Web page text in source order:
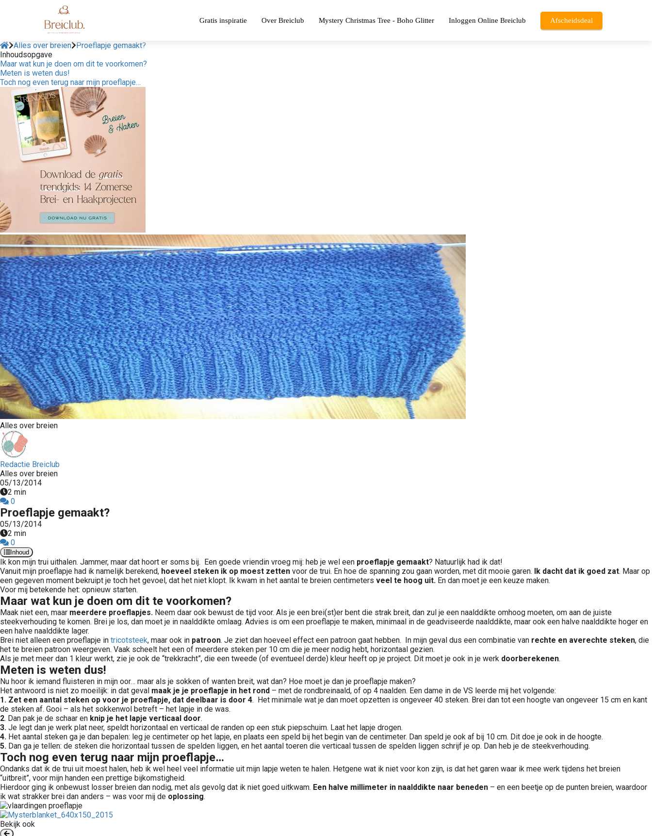
Gratis inspiratie Over Breiclub Mystery Christmas Tree - Boho Glitter Inloggen Online Breiclub Afscheidsdeal
Alles over breien
Proeflapje gemaakt?
Inhoudsopgave
Maar wat kun je doen om dit te voorkomen?
Meten is weten dus!
Toch nog even terug naar mijn proeflapje…
Alles over breien
Redactie Breiclub
Alles over breien
05/13/2014
2 min
0
Proeflapje gemaakt?
05/13/2014
2 min
0
Inhoud
Ik kon mijn trui uithalen. Jammer, maar dat hoort er soms bij. Een goede vriendin vroeg mij: heb je wel een proeflapje gemaakt? Natuurlijk had ik dat!
Vanuit mijn proeflapje had ik namelijk berekend, hoeveel steken ik op moest zetten voor de trui. En hoe de spanning zou gaan worden, met dit mooie garen. Ik dacht dat ik goed zat. Maar op
een gegeven moment bekruipt je toch het gevoel, dat het niet klopt. Ik kwam in het aantal te breien centimeters veel te hoog uit. En dan moet je een keuze maken.
Voor mij betekende het: opnieuw starten.
Maar wat kun je doen om dit te voorkomen?
Maak niet een, maar meerdere proeflapjes. Neem daar ook bewust de tijd voor. Als je een brei(st)er bent die strak breit, dan zul je een naalddikte omhoog moeten, om aan de juiste
steekverhouding te komen. Brei je los, dan moet je in naalddikte omlaag. Advies is om een proeflapje te maken, minimaal in de geadviseerde naalddikte, maar ook een halve naalddikte hoger en
een halve naalddikte lager.
Brei niet alleen een proeflapje in tricotsteek, maar ook in patroon. Je ziet dan hoeveel effect een patroon gaat hebben. In mijn geval dus een combinatie van rechte en averechte steken, die
het te breien patroon weergeven. Vaak scheelt het een of meerdere steken per 10 cm die je meer nodig hebt, horizontaal gezien.
Als je met meer dan 1 kleur werkt, zie je ook de “trekkracht”, die een tweede (of eventueel derde) kleur heeft op je project. Dit moet je ook in je werk doorberekenen.
Meten is weten dus!
Nu hoor ik iemand fluisteren in mijn oor… maar als je sokken of wanten breit, wat dan? Hoe moet je dan je proeflapje maken?
Het antwoord is niet zo moeilijk: in dat geval maak je je proeflapje in het rond – met de rondbreinaald, of op 4 naalden. Een dame in de VS leerde mij het volgende:
1. Zet een aantal steken op voor je proeflapje, dat deelbaar is door 4. Het minimale wat je dan moet opzetten is ongeveer 40 steken. Brei dan tot een hoogte van ongeveer 15 cm en kant
de steken af. Gooi – als het sokkenwol betreft – het lapje in de was.
2. Dan pak je de schaar en knip je het lapje verticaal door.
3. Je legt dan je werk plat neer, speldt horizontaal en verticaal de randen op een stuk piepschuim. Laat het lapje drogen.
4. Het aantal steken ga je dan bepalen: leg je centimeter op het lapje, en plaats een speld bij het begin van de centimeter. Dan speld je ook af bij 10 cm. Dit doe je ook in de hoogte.
5. Dan ga je tellen: de steken die horizontaal tussen de spelden liggen, en het aantal toeren die verticaal tussen de spelden liggen schrijf je op. Dan heb je de steekverhouding.
Toch nog even terug naar mijn proeflapje…
Ondanks dat ik de trui uit moest halen, heb ik wel heel veel informatie uit mijn lapje weten te halen. Hetgene wat ik niet voor kon zijn, is dat het garen waar ik mee werk tijdens het breien
“uitbreit”, voor mijn handen een prettige bijkomstigheid.
Hierdoor ging ik onbewust losser breien dan nodig, met als gevolg dat ik niet goed uitkwam. Een halve millimeter in naalddikte naar beneden – en een beetje op de punten breien, waardoor
ik wat strakker brei dan anders – was voor mij de oplossing.
Bekijk ook